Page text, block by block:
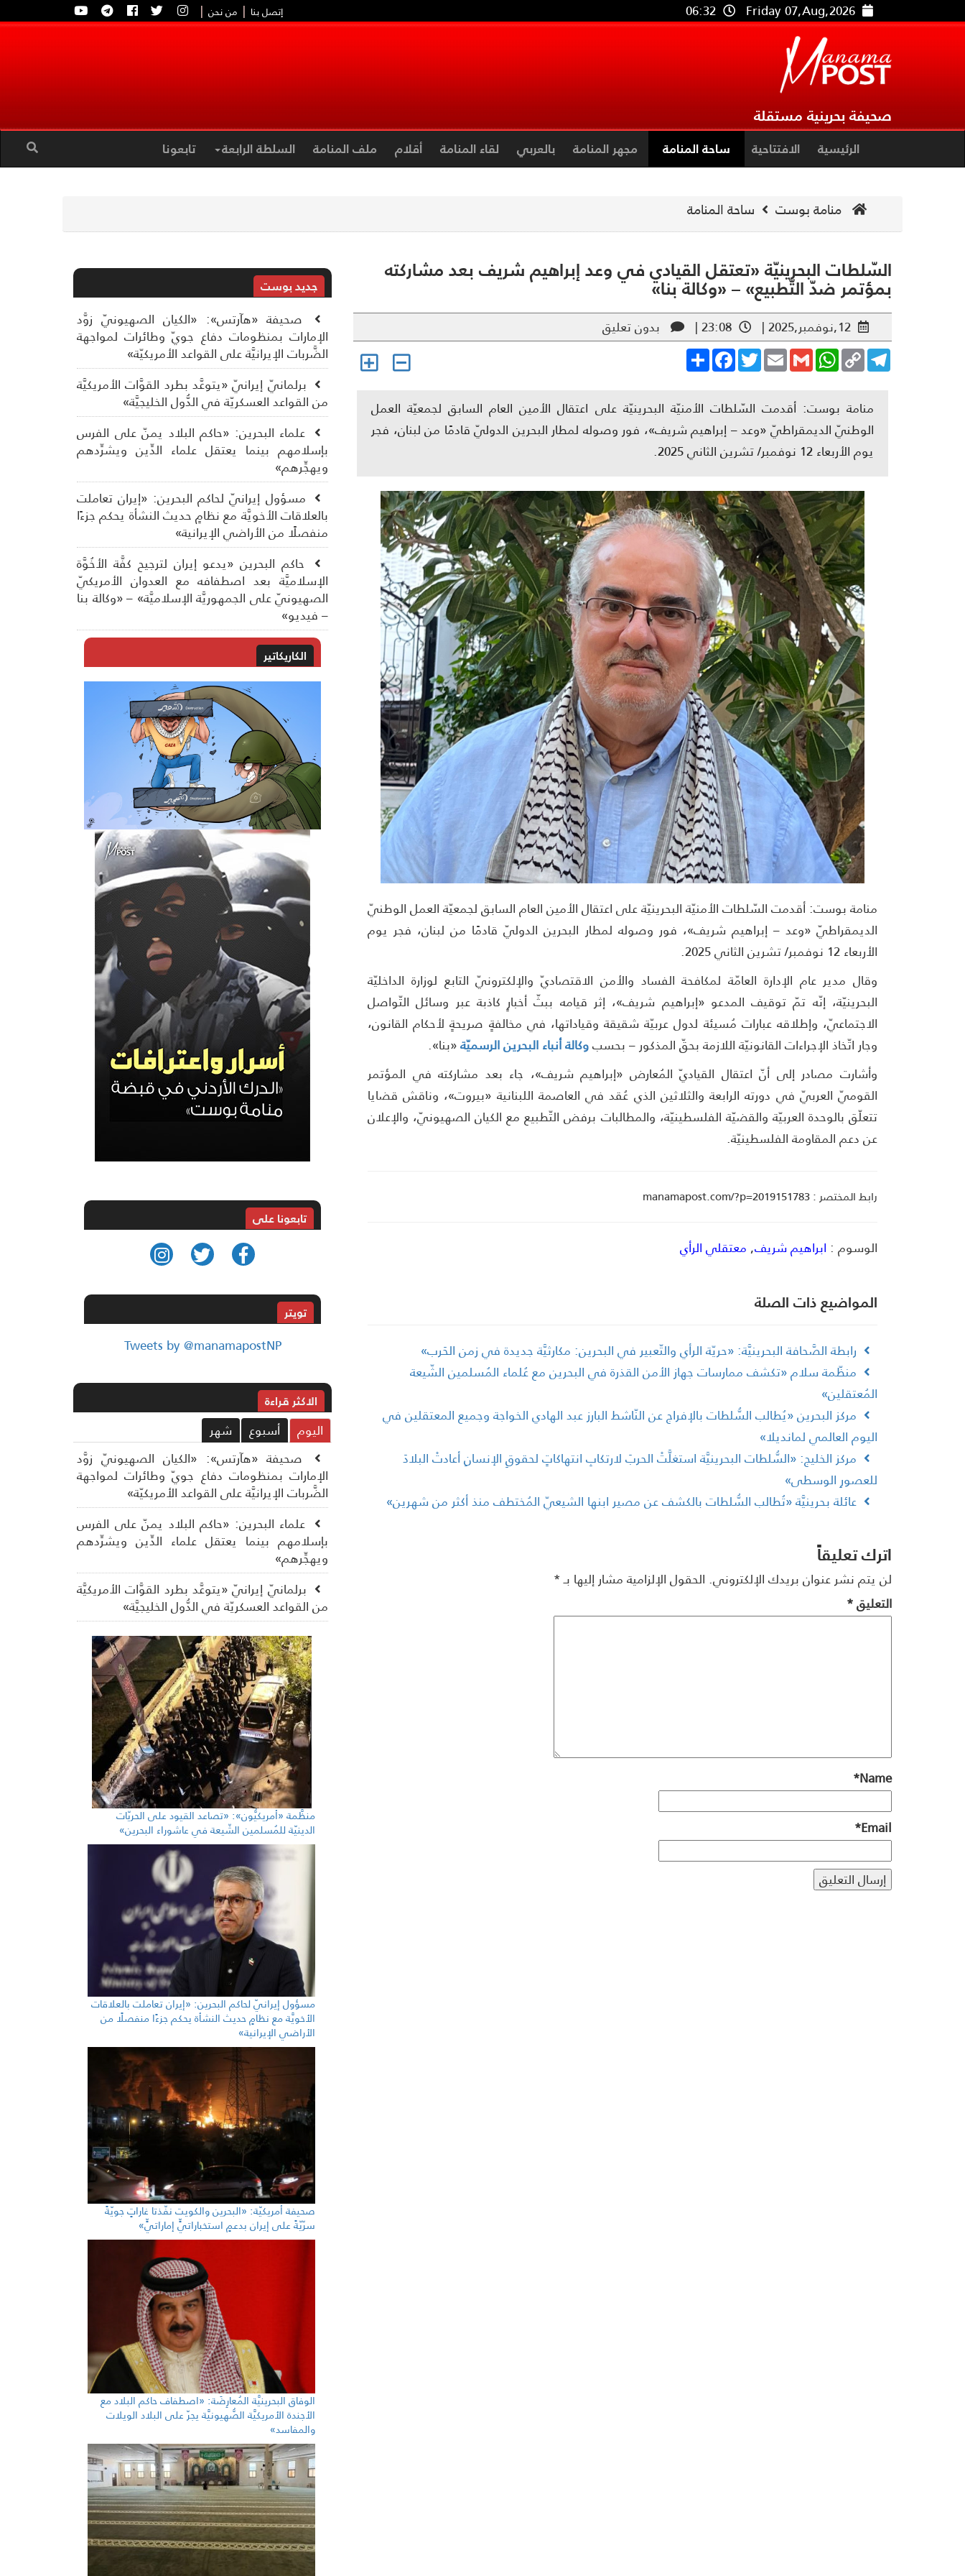
Friday 07,Aug,2026
06:32 إتصل بنا | من نحن |
صحيفة بحرينية مستقلة
الرئيسية الافتتاحية ساحة المنامة مجهر المنامة بالعربي لقاء المنامة أقلام ملف المنامة السلطة الرابعة تابعونا
منامة بوست ساحة المنامة
السّلطات البحرينيّة «تعتقل القيادي في وعد إبراهيم شريف بعد مشاركته
بمؤتمر ضدّ التّطبيع» – «وكالة بنا»
12,نوفمبر,2025 | 23:08 |
بدون تعليق
Share
FacebookTwitterEmailGmail
WhatsAppCopy
Link
Telegram
منامة بوست: أقدمت السّلطات الأمنيّة البحرينيّة على اعتقال الأمين العام السابق لجمعيّة العمل
الوطنيّ الديمقراطيّ «وعد – إبراهيم شريف»، فور وصوله لمطار البحرين الدوليّ قادمًا من لبنان، فجر
يوم الأربعاء 12 نوفمبر/ تشرين الثاني 2025.
منامة بوست: أقدمت السّلطات الأمنيّة البحرينيّة على اعتقال الأمين العام السابق لجمعيّة العمل الوطنيّ
الديمقراطيّ «وعد – إبراهيم شريف»، فور وصوله لمطار البحرين الدوليّ قادمًا من لبنان، فجر يوم
الأربعاء 12 نوفمبر/ تشرين الثاني 2025.
وقال مدير عام الإدارة العامّة لمكافحة الفساد والأمن الاقتصاديّ والإلكترونيّ التابع لوزارة الداخليّة
البحرينيّة، إنّه تمّ توقيف المدعو «إبراهيم شريف»، إثر قيامه ببثّ أخبارٍ كاذبة عبر وسائل التّواصل
الاجتماعيّ، وإطلاقه عبارات مُسيئة لدول عربيّة شقيقة وقياداتها، في مخالفةٍ صريحةٍ لأحكام القانون،
وجار اتّخاذ الإجراءات القانونيّة اللازمة بحقّ المذكور – بحسبوكالة أنباء البحرين الرسميّة«بنا».
وأشارت مصادر إلى أنّ اعتقال القياديّ المُعارض «إبراهيم شريف»، جاء بعد مشاركته في المؤتمر
القوميّ العربيّ في دورته الرابعة والثلاثين الذي عُقد في العاصمة اللبنانية «بيروت»، وناقش قضايا
تتعلّق بالوحدة العربيّة والقضيّة الفلسطينيّة، والمطالبات برفض التّطبيع مع الكيان الصهيونيّ، والإعلان
عن دعم المقاومة الفلسطينيّة.
رابط المختصر : manamapost.com/?p=2019151783
الوسوم : ابراهيم شريف, معتقلي الرأي
المواضیع ذات الصلة
رابطة الصَّحافة البحرينيَّة: «حريّة الرأي والتّعبير في البحرين: مكارثيَّة جديدة في زمن الحَرب»
منظّمة سلام «تكشف ممارسات جهاز الأمن القذرة في البحرين مع عُلماء المُسلمين الشّيعة
المُعتقلين»
مركز البحرين «يُطالب السُّلطات بالإفراج عن النّاشط البارز عبد الهادي الخواجة وجميع المعتقلين في
اليوم العالمي لمانديلا»
مركز الخليج: «السُّلطات البحرينيَّة استغلَّتْ الحربَ لارتكابِ انتهاكاتٍ لحقوقِ الإنسانِ أعادتْ البلادَ
للعصورِ الوسطى»
عائلة بحرينيَّة «تُطالب السُّلطات بالكشف عن مصير ابنها الشيعيّ المُختطف منذ أكثر من شهرين»
اترك تعليقاً
لن يتم نشر عنوان بريدك الإلكتروني. الحقول الإلزامية مشار إليها بـ*
التعليق*
Name
*
Email
*
جديد بوست
صحيفة «هآرتس»: «الكيان الصهيونيّ زوَّد
الإمارات بمنظومات دفاع جويّ وطائرات لمواجهة
الضَّربات الإيرانيَّة على القواعد الأمريكيّة»
برلمانيّ إيرانيّ «يتوعَّد بطرد القوَّات الأمريكيَّة
من القواعد العسكريّة في الدُّول الخليجيَّة»
علماء البحرين: «حاكم البلاد يمنّ على الفرس
بإسلامهم بينما يعتقل علماء الدِّين ويشرِّدهم
ويهجِّرهم»
مسؤول إيرانيّ لحاكم البحرين: «إيران تعاملت
بالعلاقات الأخويَّة مع نظامٍ حديث النشأة يحكم جزءًا
منفصلًا من الأراضي الإيرانية»
حاكم البحرين «يدعو إيران لترجيح كفَّة الأخُوَّة
الإسلاميَّة بعد اصطفافه مع العدوان الأمريكيّ
الصهيونيّ على الجمهوريَّة الإسلاميَّة» – «وكالة بنا
– فيديو»
الكاريكاتير
تابعونا على
تويتر
Tweets by @manamapostNP
الاکثر قراءة
اليوم
أسبوع
شهر
صحيفة «هآرتس»: «الكيان الصهيونيّ زوَّد
الإمارات بمنظومات دفاع جويّ وطائرات لمواجهة
الضَّربات الإيرانيَّة على القواعد الأمريكيّة»
علماء البحرين: «حاكم البلاد يمنّ على الفرس
بإسلامهم بينما يعتقل علماء الدِّين ويشرِّدهم
ويهجِّرهم»
برلمانيّ إيرانيّ «يتوعَّد بطرد القوَّات الأمريكيَّة
من القواعد العسكريّة في الدُّول الخليجيَّة»
منظَّمة «أمريكيُّون»: «تصاعد القيود على الحريّات
الدينيّة للمُسلمين الشّيعة في عاشوراء البحرين»
مسؤول إيرانيّ لحاكم البحرين: «إيران تعاملت بالعلاقات
الأخويَّة مع نظامٍ حديث النشأة يحكم جزءًا منفصلًا من
الأراضي الإيرانية»
صحيفة أمريكيّة: «البحرين والكويت نفّذتا غاراتٍ جويّةً
سرّيّةً على إيران بدعمٍ استخباراتيٍّ إماراتيٍّ»
الوفاق البحرينيَّة المُعارِضَة: «اصطفاف حاكم البلاد مع
الأجندة الأمريكيَّة الصُّهيونيَّة يجرّ على البلاد الويلات
والمفاسد»